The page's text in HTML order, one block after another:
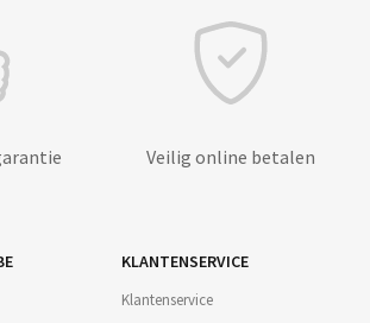
Veilig online betalen
KLANTENSERVICE
Klantenservice